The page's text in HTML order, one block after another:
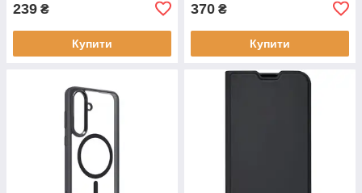
239 ₴
Купити
370 ₴
Купити